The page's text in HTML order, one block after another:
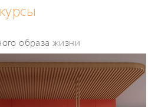
работаю в сфере дизайна
- более 7 лет руководила
и Италии. По первому
– переводчик испанского
языка, в 2000 году
перевод книги об Антонио
Много путешествую, прохожу
повышения квалификации как в
так и за рубежом.
образа жизни